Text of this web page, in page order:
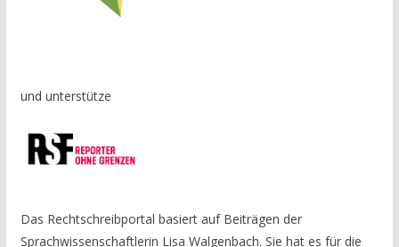
und unterstütze
Das Rechtschreibportal basiert auf Beiträgen der
Sprachwissenschaftlerin Lisa Walgenbach. Sie hat es für die